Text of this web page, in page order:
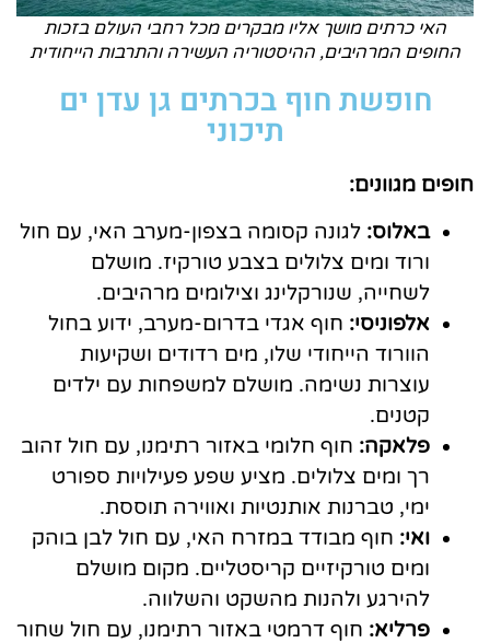
האי כרתים מושך אליו מבקרים מכל רחבי העולם בזכות
החופים המרהיבים, ההיסטוריה העשירה והתרבות הייחודית
חופשת חוף בכרתים גן עדן ים
תיכוני
חופים מגוונים:
באלוס: לגונה קסומה בצפון-מערב האי, עם חול
ורוד ומים צלולים בצבע טורקיז. מושלם
לשחייה, שנורקלינג וצילומים מרהיבים.
אלפוניסי: חוף אגדי בדרום-מערב, ידוע בחול
הוורוד הייחודי שלו, מים רדודים ושקיעות
עוצרות נשימה. מושלם למשפחות עם ילדים
קטנים.
פלאקה: חוף חלומי באזור רתימנו, עם חול זהוב
רך ומים צלולים. מציע שפע פעילויות ספורט
ימי, טברנות אותנטיות ואווירה תוססת.
ואי: חוף מבודד במזרח האי, עם חול לבן בוהק
ומים טורקיזיים קריסטליים. מקום מושלם
להירגע ולהנות מהשקט והשלווה.
פרליא: חוף דרמטי באזור רתימנו, עם חול שחור